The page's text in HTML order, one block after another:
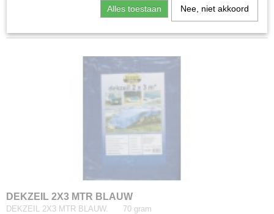
DEKZEIL 2X3 MTR BLAUW
DEKZEIL 2X3 MTR BLAUW. 70 gram
Alles toestaan Nee, niet akkoord